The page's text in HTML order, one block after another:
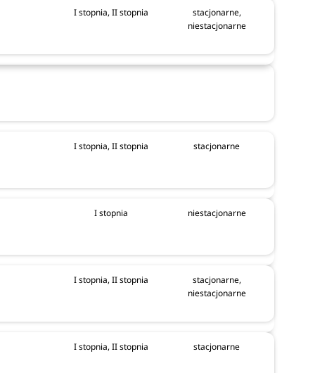
I stopnia, II stopnia
stacjonarne,
niestacjonarne
I stopnia, II stopnia stacjonarne
I stopnia niestacjonarne
I stopnia, II stopnia
stacjonarne,
niestacjonarne
I stopnia, II stopnia stacjonarne